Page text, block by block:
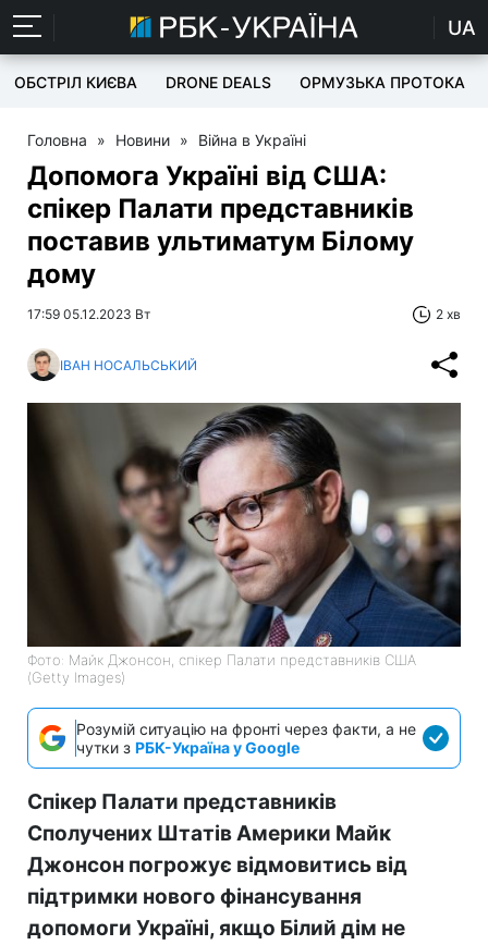
UA
ОБСТРІЛ КИЄВА DRONE DEALS ОРМУЗЬКА ПРОТОКА
Головна » Новини » Війна в Україні
Допомога Україні від США:
спікер Палати представників
поставив ультиматум Білому
дому
17:59 05.12.2023 Вт 2 хв
ІВАН НОСАЛЬСЬКИЙ
Фото: Майк Джонсон, спікер Палати представників США
(Getty Images)
Розумій ситуацію на фронті через факти, а не
чутки з РБК-Україна у Google
Спікер Палати представників
Сполучених Штатів Америки Майк
Джонсон погрожує відмовитись від
підтримки нового фінансування
допомоги Україні, якщо Білий дім не